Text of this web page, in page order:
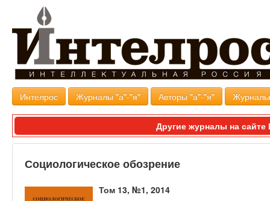
Интелрос Журналы "а"-"я" Авторы "а"-"я"
Другие журналы на
Социологическое обозрение
Том 13, №1, 2014